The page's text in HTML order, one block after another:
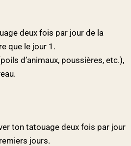
deux fois par jour de la
que le jour 1.
d’animaux, poussières, etc.),
ton tatouage deux fois par jour
jours.